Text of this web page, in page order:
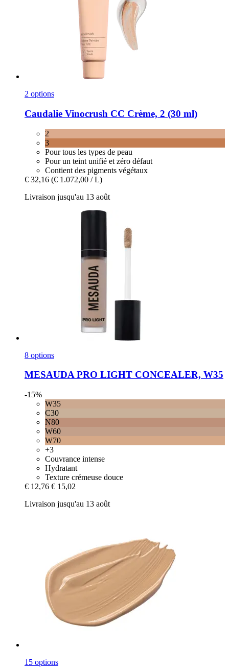
2 options
Caudalie Vinocrush CC Crème, 2 (30 ml)
2
3
Pour tous les types de peau
Pour un teint unifié et zéro défaut
Contient des pigments végétaux
€ 32,16 (€ 1.072,00 / L)
Livraison jusqu'au 13 août
8 options
MESAUDAPRO LIGHT CONCEALER, W35
-15%
W35
C30
N80
W60
W70
+3
Couvrance intense
Hydratant
Texture crémeuse douce
€ 12,76 € 15,02
Livraison jusqu'au 13 août
15 options